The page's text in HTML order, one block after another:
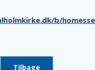
b/
Tilbage